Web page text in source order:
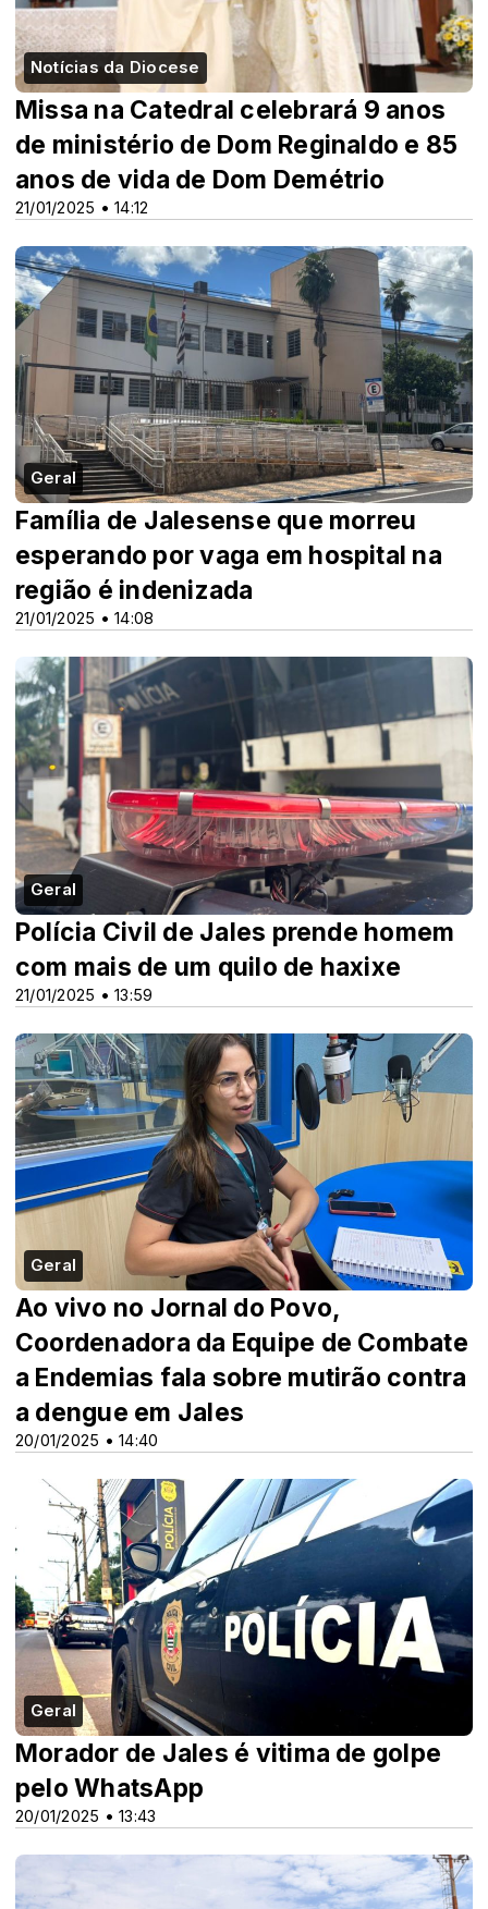
Notícias da Diocese
21/01/2025 • 14:12
Missa na Catedral celebrará 9 anos
de ministério de Dom Reginaldo e 85
anos de vida de Dom Demétrio
Geral
21/01/2025 • 14:08
Família de Jalesense que morreu
esperando por vaga em hospital na
região é indenizada
Geral
21/01/2025 • 13:59
Polícia Civil de Jales prende homem
com mais de um quilo de haxixe
Geral
20/01/2025 • 14:40
Ao vivo no Jornal do Povo,
Coordenadora da Equipe de Combate
a Endemias fala sobre mutirão contra
a dengue em Jales
Geral
20/01/2025 • 13:43
Morador de Jales é vitima de golpe
pelo WhatsApp